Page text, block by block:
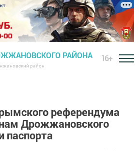
РАЙОНА
район
16+
референдума
Дрожжановского
паспорта